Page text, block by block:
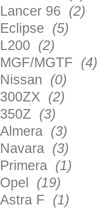
Lancer 96 (2)
Eclipse (5)
L200 (2)
MGF/MGTF (4)
Nissan (0)
300ZX (2)
350Z (3)
Almera (3)
Navara (3)
Primera (1)
Opel (19)
Astra F (1)